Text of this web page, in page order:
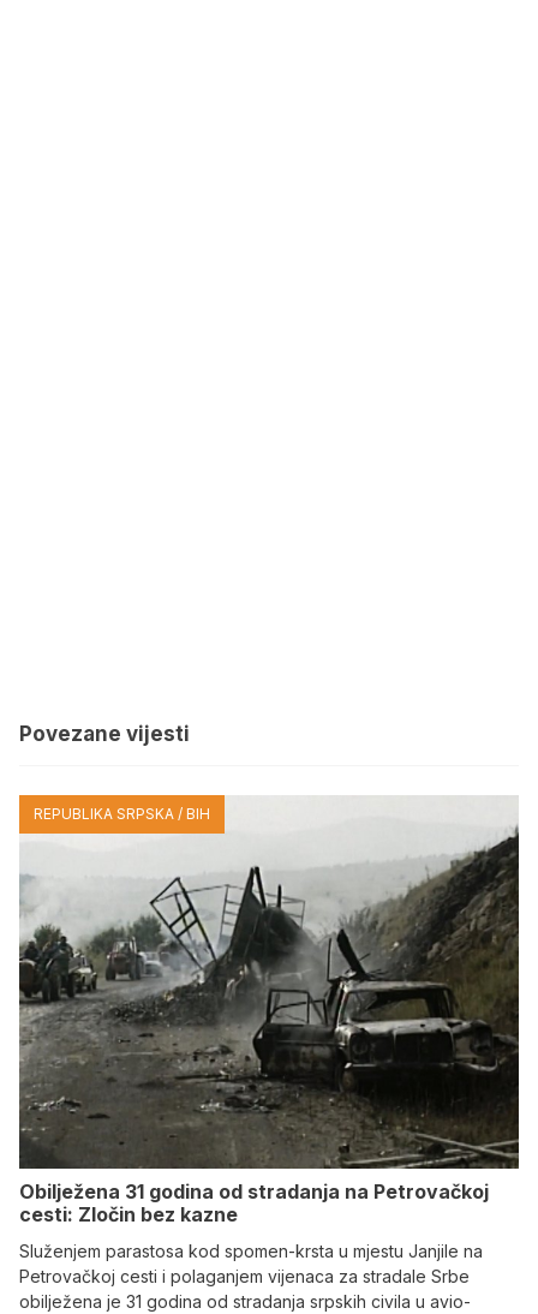
Povezane vijesti
REPUBLIKA SRPSKA / BIH
Obilježena 31 godina od stradanja na Petrovačkoj
cesti: Zločin bez kazne
Služenjem parastosa kod spomen-krsta u mjestu Janjile na
Petrovačkoj cesti i polaganjem vijenaca za stradale Srbe
obilježena je 31 godina od stradanja srpskih civila u avio-